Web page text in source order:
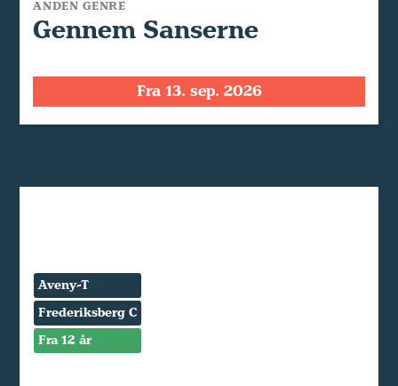
ANDEN GENRE
Gennem Sanserne
Fra 13. sep. 2026
Aveny-T
Frederiksberg C
Fra 12 år